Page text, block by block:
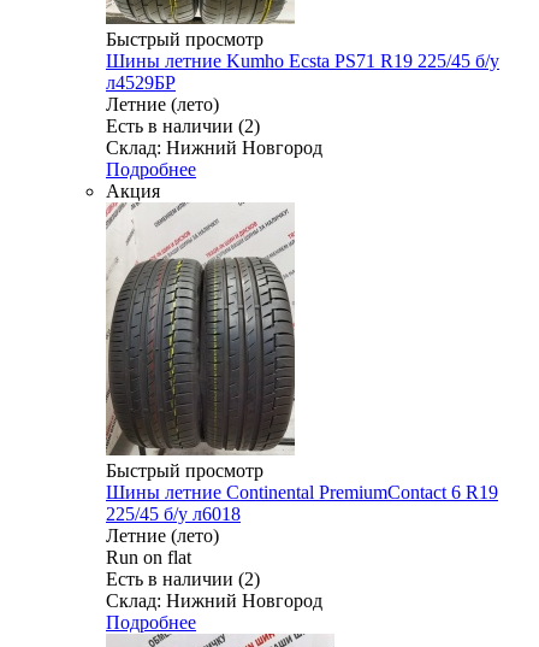
Быстрый просмотр
Шины летние Kumho Ecsta PS71 R19 225/45 б/у
л4529БР
Летние (лето)
Есть в наличии (2)
Склад: Нижний Новгород
Подробнее
Акция
Быстрый просмотр
Шины летние Continental PremiumContact 6 R19
225/45 б/у л6018
Летние (лето)
Run on flat
Есть в наличии (2)
Склад: Нижний Новгород
Подробнее